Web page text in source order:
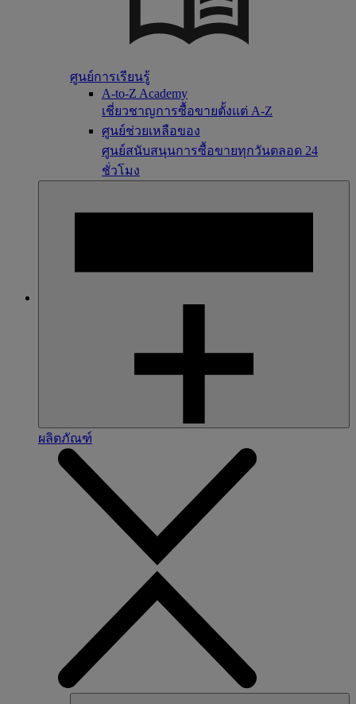
ศูนย์การเรียนรู้
A-to-Z Academy
เชี่ยวชาญการซื้อขายตั้งแต่ A-Z
ศูนย์ช่วยเหลือของ
ศูนย์สนับสนุนการซื้อขายทุกวันตลอด 24
ชั่วโมง
ผลิตภัณฑ์